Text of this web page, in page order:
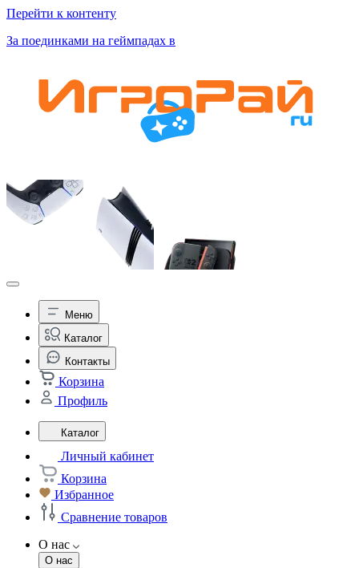
Перейти к контенту
За поединками на геймпадах в
Меню
Каталог
Контакты
Корзина
Профиль
Каталог
Личный кабинет
Корзина
Избранное
Сравнение товаров
О нас
О нас